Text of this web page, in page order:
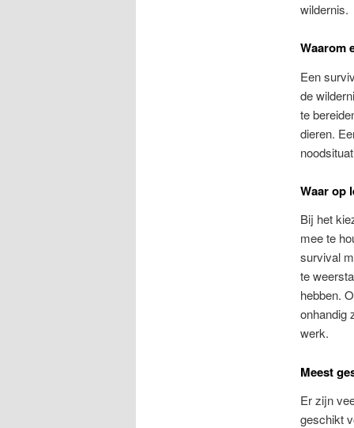
wildernis.
Waarom
Een
de
te
dieren.
Waar op
Bij het
mee te
survival
te
hebben.
onhandig
werk.
Meest
Er zijn
geschikt